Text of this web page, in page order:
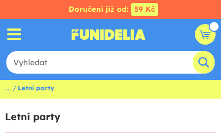
Doručení již od: 59 Kč
... Letní party
Letní party